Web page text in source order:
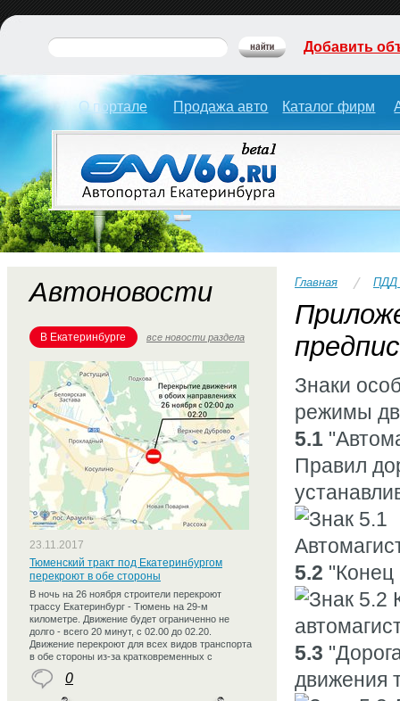
О портале Продажа авто Каталог фирм
Добавить
Главная ПДД
Знаки
режимы
5.1
Правил
5.2 "Конец
5.3
движения
Автоновости
В Екатеринбурге все новости раздела
23.11.2017
Тюменский тракт под Екатеринбургом
перекроют в обе стороны
В ночь на 26 ноября строители перекроют
трассу Екатеринбург - Тюмень на 29-м
километре. Движение будет ограниченно не
долго - всего 20 минут, с 02.00 до 02.20.
Движение перекроют для всех видов транспорта
в обе стороны из-за кратковременных с
0